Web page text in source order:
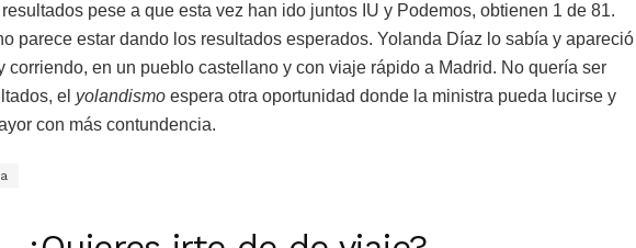
pese a que esta vez han ido juntos IU y Podemos, obtienen 1 de 81.
parece estar dando los resultados esperados. Yolanda Díaz lo sabía y apareció
corriendo, en un pueblo castellano y con viaje rápido a Madrid. No quería ser
el yolandismo espera otra oportunidad donde la ministra pueda lucirse y
con más contundencia.